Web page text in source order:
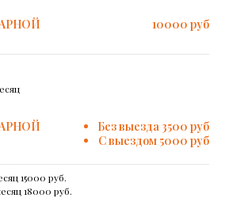
10000 руб
Без выезда 3500 руб
С выездом 5000 руб
15000 руб.
18000 руб.